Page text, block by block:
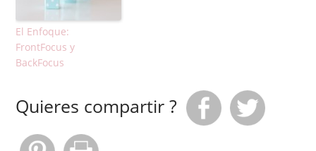
El Enfoque:
FrontFocus y
BackFocus
Quieres compartir ?